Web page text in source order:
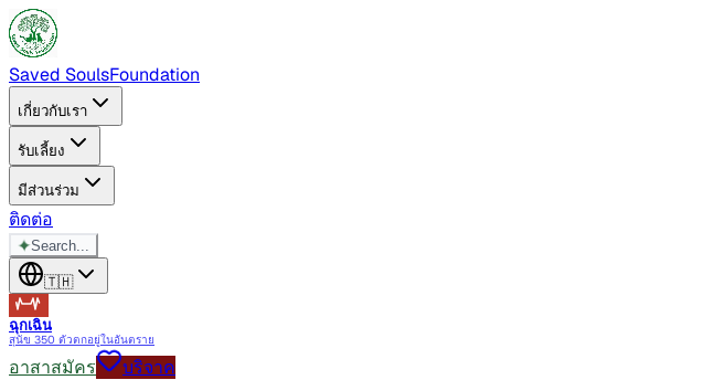
Saved SoulsFoundation
เกี่ยวกับเรา
รับเลี้ยง
มีส่วนร่วม
ติดต่อ
✦Search...
🇹🇭
ฉุกเฉิน
สุนัข 350 ตัวตกอยู่ในอันตราย
อาสาสมัคร บริจาค